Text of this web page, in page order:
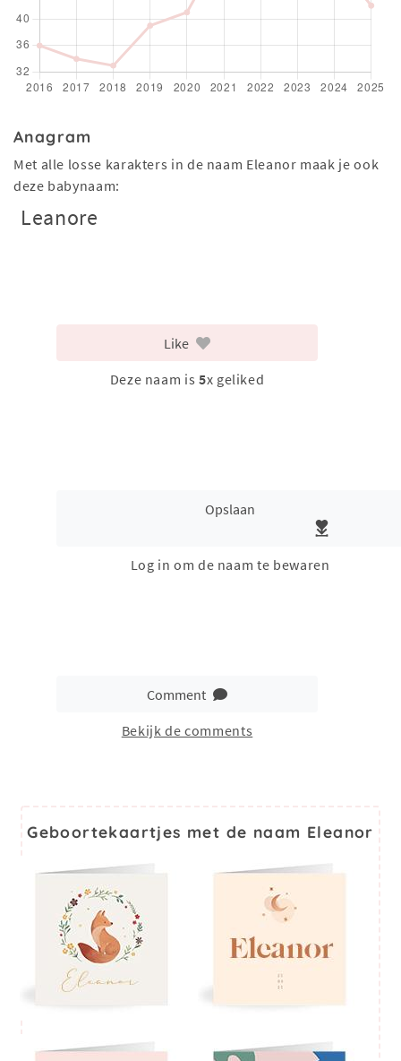
Anagram
Met alle losse karakters in de naam Eleanor maak je ook
deze babynaam:
Leanore
Like
Deze naam is 5x geliked
Opslaan
Log in om de naam te bewaren
Comment
Bekijk de comments
Geboortekaartjes met de naam Eleanor